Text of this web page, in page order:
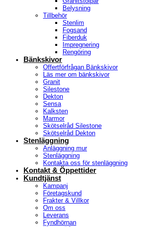
Belysning
Tillbehör
Stenlim
Fogsand
Fiberduk
Impregnering
Rengöring
Bänkskivor
Offertförfrågan Bänkskivor
Läs mer om bänkskivor
Granit
Silestone
Dekton
Sensa
Kalksten
Marmor
Skötselråd Silestone
Skötselråd Dekton
Stenläggning
Anläggning mur
Stenläggning
Kontakta oss för stenläggning
Kontakt & Öppettider
Kundtjänst
Kampanj
Företagskund
Frakter & Villkor
Om oss
Leverans
Fyndhörnan